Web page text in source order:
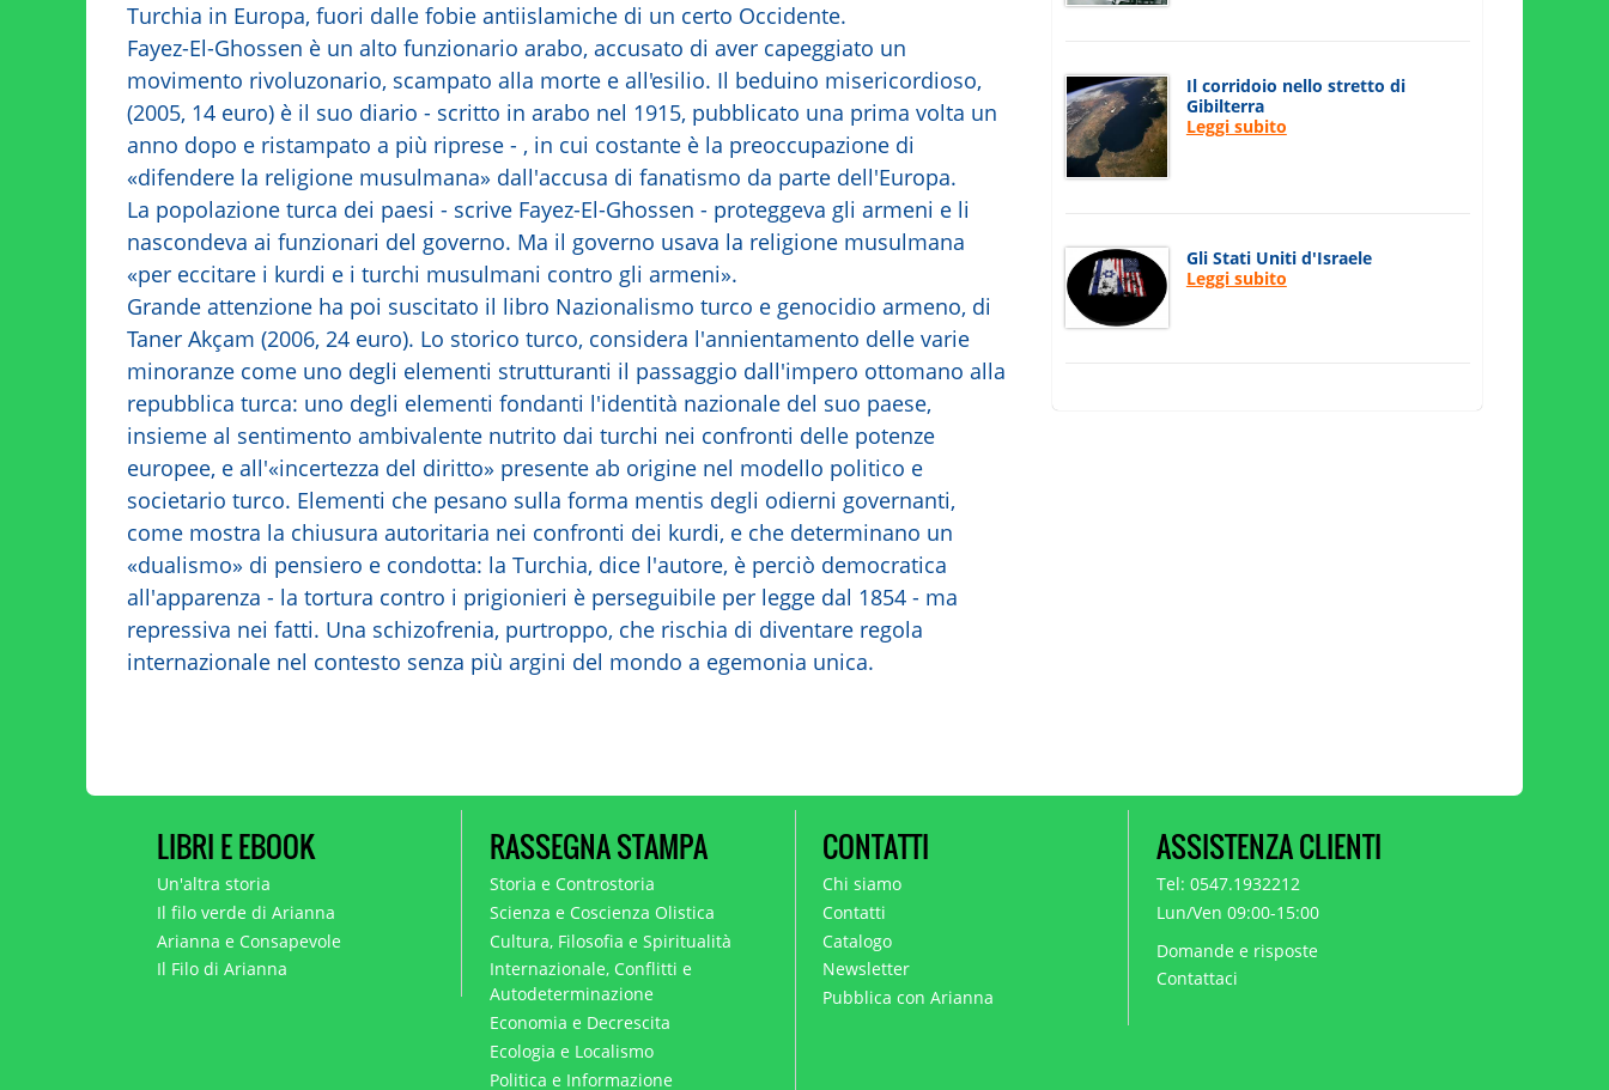
Turchia in Europa, fuori dalle fobie antiislamiche di un certo Occidente.
Fayez-El-Ghossen è un alto funzionario arabo, accusato di aver capeggiato un
movimento rivoluzonario, scampato alla morte e all'esilio. Il beduino misericordioso,
(2005, 14 euro) è il suo diario - scritto in arabo nel 1915, pubblicato una prima volta un
anno dopo e ristampato a più riprese - , in cui costante è la preoccupazione di
«difendere la religione musulmana» dall'accusa di fanatismo da parte dell'Europa.
La popolazione turca dei paesi - scrive Fayez-El-Ghossen - proteggeva gli armeni e li
nascondeva ai funzionari del governo. Ma il governo usava la religione musulmana
«per eccitare i kurdi e i turchi musulmani contro gli armeni».
Grande attenzione ha poi suscitato il libro Nazionalismo turco e genocidio armeno, di
Taner Akçam (2006, 24 euro). Lo storico turco, considera l'annientamento delle varie
minoranze come uno degli elementi strutturanti il passaggio dall'impero ottomano alla
repubblica turca: uno degli elementi fondanti l'identità nazionale del suo paese,
insieme al sentimento ambivalente nutrito dai turchi nei confronti delle potenze
europee, e all'«incertezza del diritto» presente ab origine nel modello politico e
societario turco. Elementi che pesano sulla forma mentis degli odierni governanti,
come mostra la chiusura autoritaria nei confronti dei kurdi, e che determinano un
«dualismo» di pensiero e condotta: la Turchia, dice l'autore, è perciò democratica
all'apparenza - la tortura contro i prigionieri è perseguibile per legge dal 1854 - ma
repressiva nei fatti. Una schizofrenia, purtroppo, che rischia di diventare regola
internazionale nel contesto senza più argini del mondo a egemonia unica.
Il corridoio nello stretto di
Gibilterra
Leggi subito
Gli Stati Uniti d'Israele
Leggi subito
LIBRI E EBOOK
Un'altra storia
Il filo verde di Arianna
Arianna e Consapevole
Il Filo di Arianna
RASSEGNA STAMPA
Storia e Controstoria
Scienza e Coscienza Olistica
Cultura, Filosofia e Spiritualità
Internazionale, Conflitti e
Autodeterminazione
Economia e Decrescita
Ecologia e Localismo
Politica e Informazione
CONTATTI
Chi siamo
Contatti
Catalogo
Newsletter
Pubblica con Arianna
ASSISTENZA CLIENTI
Tel: 0547.1932212
Lun/Ven 09:00-15:00
Domande e risposte
Contattaci